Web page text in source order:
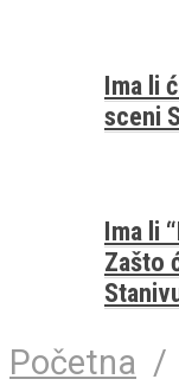
Ima li
sceni
Ima li
Zašto
Početna /